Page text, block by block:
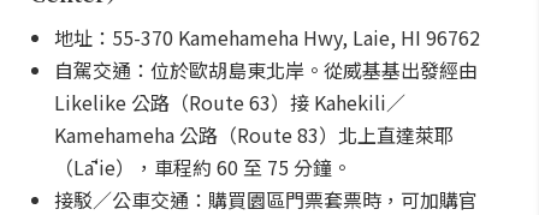
地址：55-370 Kamehameha Hwy, Laie, HI 96762
自駕交通：位於歐胡島東北岸。從威基基出發經由
Likelike 公路（Route 63）接 Kahekili／
Kamehameha 公路（Route 83）北上直達萊耶
（Lāʻie），車程約 60 至 75 分鐘。
接駁／公車交通：購買園區門票套票時，可加購官